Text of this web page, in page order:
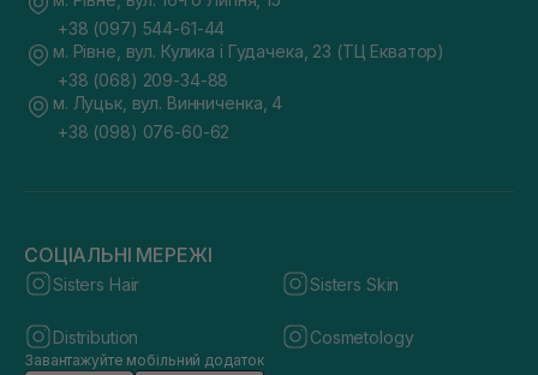
+38 (097) 544-61-44
м. Рівне, вул. Кулика і Гудачека, 23 (ТЦ Екватор)
+38 (068) 209-34-88
м. Луцьк, вул. Винниченка, 4
+38 (098) 076-60-62
СОЦІАЛЬНІ МЕРЕЖІ
Sisters Hair Sisters Skin
Distribution Cosmetology
Завантажуйте мобільний додаток